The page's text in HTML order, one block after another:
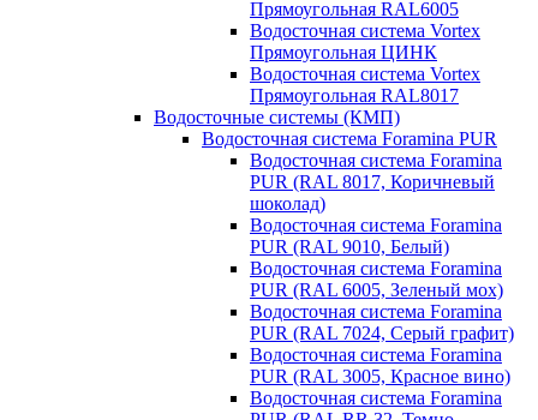
Прямоугольная RAL6005
Водосточная система Vortex
Прямоугольная ЦИНК
Водосточная система Vortex
Прямоугольная RAL8017
Водосточные системы (КМП)
Водосточная система Foramina PUR
Водосточная система Foramina
PUR (RAL 8017, Коричневый
шоколад)
Водосточная система Foramina
PUR (RAL 9010, Белый)
Водосточная система Foramina
PUR (RAL 6005, Зеленый мох)
Водосточная система Foramina
PUR (RAL 7024, Серый графит)
Водосточная система Foramina
PUR (RAL 3005, Красное вино)
Водосточная система Foramina